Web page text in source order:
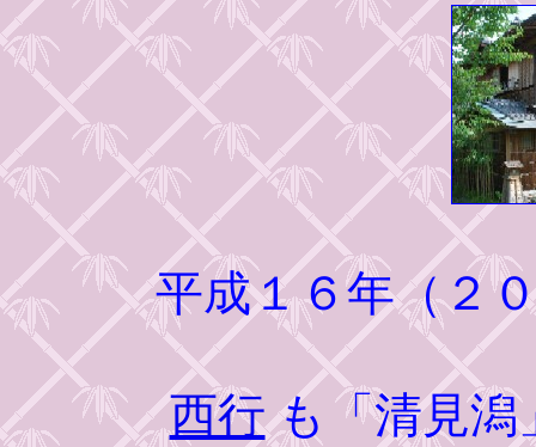
平成１６年（２
西行も「清見潟